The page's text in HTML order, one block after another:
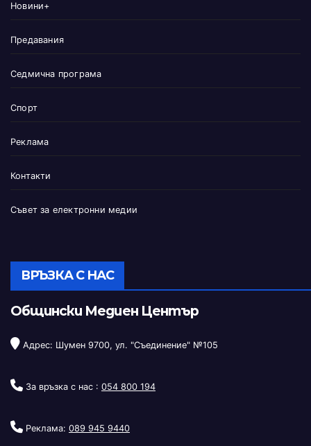
Новини+
Предавания
Седмична програма
Спорт
Реклама
Контакти
Съвет за електронни медии
ВРЪЗКА С НАС
Общински Медиен Център
Адрес: Шумен 9700, ул. "Съединение" №105
За връзка с нас : 054 800 194
Реклама: 089 945 9440